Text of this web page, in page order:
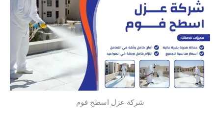
شركة عزل اسطح فوم